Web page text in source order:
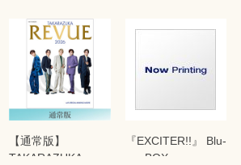
【通常版】
TAKARAZUKA
『EXCITER!!』 Blu-
ray BOX